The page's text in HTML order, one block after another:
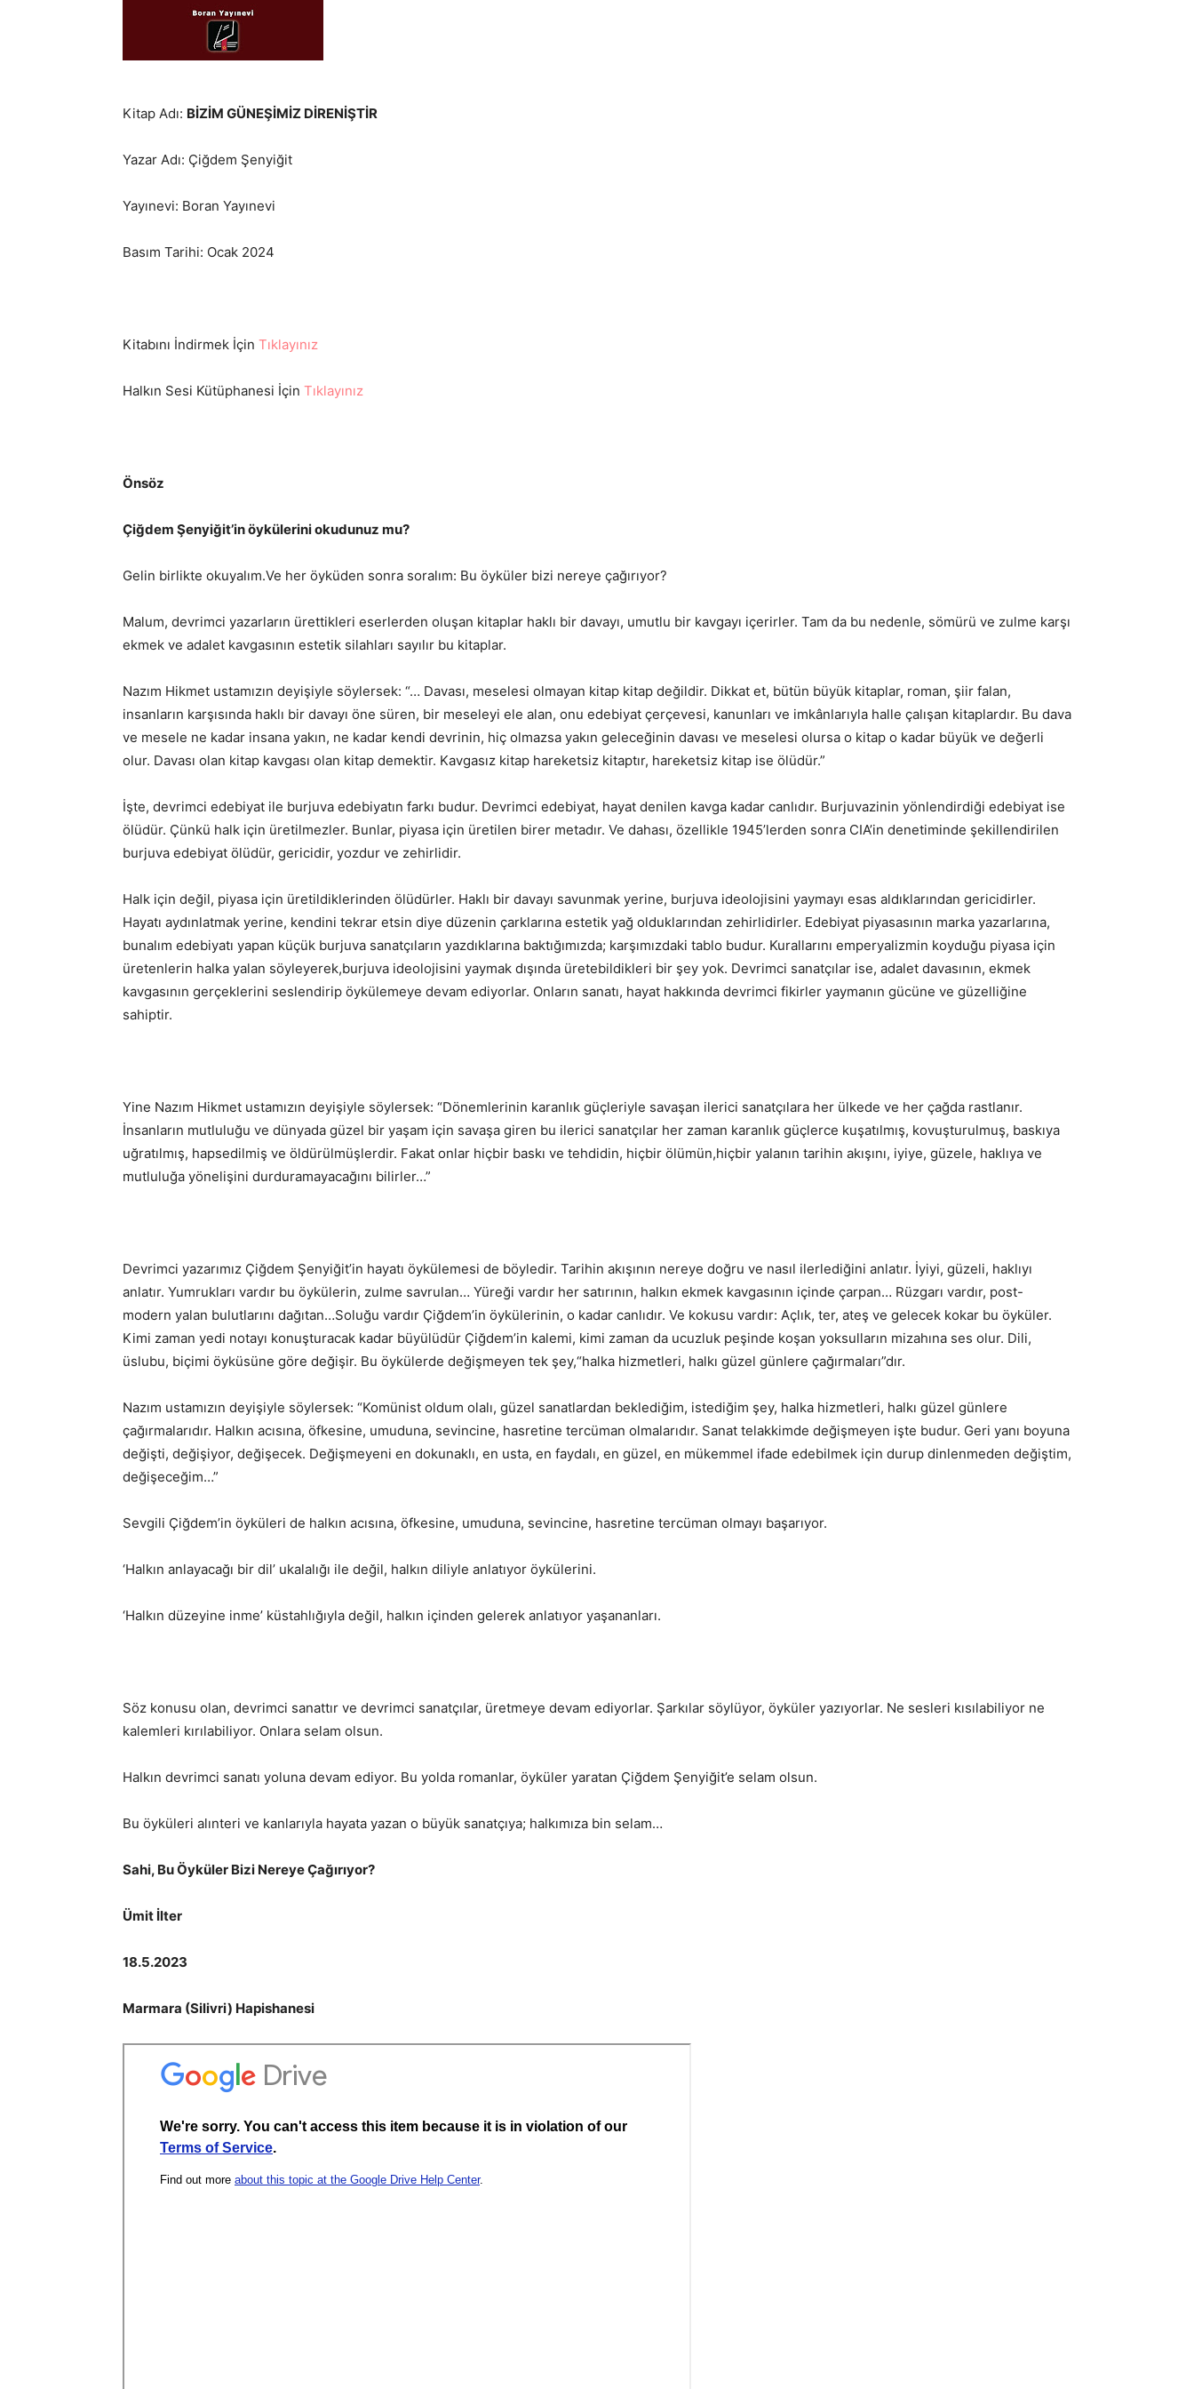
Kitap Adı: BİZİM GÜNEŞİMİZ DİRENİŞTİR
Yazar Adı: Çiğdem Şenyiğit
Yayınevi: Boran Yayınevi
Basım Tarihi: Ocak 2024
Kitabını İndirmek İçin Tıklayınız
Halkın Sesi Kütüphanesi İçin Tıklayınız
Önsöz
Çiğdem Şenyiğit’in öykülerini okudunuz mu?
Gelin birlikte okuyalım.Ve her öyküden sonra soralım: Bu öyküler bizi nereye çağırıyor?
Malum, devrimci yazarların ürettikleri eserlerden oluşan kitaplar haklı bir davayı, umutlu bir kavgayı içerirler. Tam da bu nedenle, sömürü ve zulme karşı
ekmek ve adalet kavgasının estetik silahları sayılır bu kitaplar.
Nazım Hikmet ustamızın deyişiyle söylersek: “… Davası, meselesi olmayan kitap kitap değildir. Dikkat et, bütün büyük kitaplar, roman, şiir falan,
insanların karşısında haklı bir davayı öne süren, bir meseleyi ele alan, onu edebiyat çerçevesi, kanunları ve imkânlarıyla halle çalışan kitaplardır. Bu dava
ve mesele ne kadar insana yakın, ne kadar kendi devrinin, hiç olmazsa yakın geleceğinin davası ve meselesi olursa o kitap o kadar büyük ve değerli
olur. Davası olan kitap kavgası olan kitap demektir. Kavgasız kitap hareketsiz kitaptır, hareketsiz kitap ise ölüdür.”
İşte, devrimci edebiyat ile burjuva edebiyatın farkı budur. Devrimci edebiyat, hayat denilen kavga kadar canlıdır. Burjuvazinin yönlendirdiği edebiyat ise
ölüdür. Çünkü halk için üretilmezler. Bunlar, piyasa için üretilen birer metadır. Ve dahası, özellikle 1945’lerden sonra CIA’in denetiminde şekillendirilen
burjuva edebiyat ölüdür, gericidir, yozdur ve zehirlidir.
Halk için değil, piyasa için üretildiklerinden ölüdürler. Haklı bir davayı savunmak yerine, burjuva ideolojisini yaymayı esas aldıklarından gericidirler.
Hayatı aydınlatmak yerine, kendini tekrar etsin diye düzenin çarklarına estetik yağ olduklarından zehirlidirler. Edebiyat piyasasının marka yazarlarına,
bunalım edebiyatı yapan küçük burjuva sanatçıların yazdıklarına baktığımızda; karşımızdaki tablo budur. Kurallarını emperyalizmin koyduğu piyasa için
üretenlerin halka yalan söyleyerek,burjuva ideolojisini yaymak dışında üretebildikleri bir şey yok. Devrimci sanatçılar ise, adalet davasının, ekmek
kavgasının gerçeklerini seslendirip öykülemeye devam ediyorlar. Onların sanatı, hayat hakkında devrimci fikirler yaymanın gücüne ve güzelliğine
sahiptir.
Yine Nazım Hikmet ustamızın deyişiyle söylersek: “Dönemlerinin karanlık güçleriyle savaşan ilerici sanatçılara her ülkede ve her çağda rastlanır.
İnsanların mutluluğu ve dünyada güzel bir yaşam için savaşa giren bu ilerici sanatçılar her zaman karanlık güçlerce kuşatılmış, kovuşturulmuş, baskıya
uğratılmış, hapsedilmiş ve öldürülmüşlerdir. Fakat onlar hiçbir baskı ve tehdidin, hiçbir ölümün,hiçbir yalanın tarihin akışını, iyiye, güzele, haklıya ve
mutluluğa yönelişini durduramayacağını bilirler…”
Devrimci yazarımız Çiğdem Şenyiğit’in hayatı öykülemesi de böyledir. Tarihin akışının nereye doğru ve nasıl ilerlediğini anlatır. İyiyi, güzeli, haklıyı
anlatır. Yumrukları vardır bu öykülerin, zulme savrulan… Yüreği vardır her satırının, halkın ekmek kavgasının içinde çarpan… Rüzgarı vardır, post-
modern yalan bulutlarını dağıtan…Soluğu vardır Çiğdem’in öykülerinin, o kadar canlıdır. Ve kokusu vardır: Açlık, ter, ateş ve gelecek kokar bu öyküler.
Kimi zaman yedi notayı konuşturacak kadar büyülüdür Çiğdem’in kalemi, kimi zaman da ucuzluk peşinde koşan yoksulların mizahına ses olur. Dili,
üslubu, biçimi öyküsüne göre değişir. Bu öykülerde değişmeyen tek şey,“halka hizmetleri, halkı güzel günlere çağırmaları”dır.
Nazım ustamızın deyişiyle söylersek: “Komünist oldum olalı, güzel sanatlardan beklediğim, istediğim şey, halka hizmetleri, halkı güzel günlere
çağırmalarıdır. Halkın acısına, öfkesine, umuduna, sevincine, hasretine tercüman olmalarıdır. Sanat telakkimde değişmeyen işte budur. Geri yanı boyuna
değişti, değişiyor, değişecek. Değişmeyeni en dokunaklı, en usta, en faydalı, en güzel, en mükemmel ifade edebilmek için durup dinlenmeden değiştim,
değişeceğim…”
Sevgili Çiğdem’in öyküleri de halkın acısına, öfkesine, umuduna, sevincine, hasretine tercüman olmayı başarıyor.
‘Halkın anlayacağı bir dil’ ukalalığı ile değil, halkın diliyle anlatıyor öykülerini.
‘Halkın düzeyine inme’ küstahlığıyla değil, halkın içinden gelerek anlatıyor yaşananları.
Söz konusu olan, devrimci sanattır ve devrimci sanatçılar, üretmeye devam ediyorlar. Şarkılar söylüyor, öyküler yazıyorlar. Ne sesleri kısılabiliyor ne
kalemleri kırılabiliyor. Onlara selam olsun.
Halkın devrimci sanatı yoluna devam ediyor. Bu yolda romanlar, öyküler yaratan Çiğdem Şenyiğit’e selam olsun.
Bu öyküleri alınteri ve kanlarıyla hayata yazan o büyük sanatçıya; halkımıza bin selam…
Sahi, Bu Öyküler Bizi Nereye Çağırıyor?
Ümit İlter
18.5.2023
Marmara (Silivri) Hapishanesi